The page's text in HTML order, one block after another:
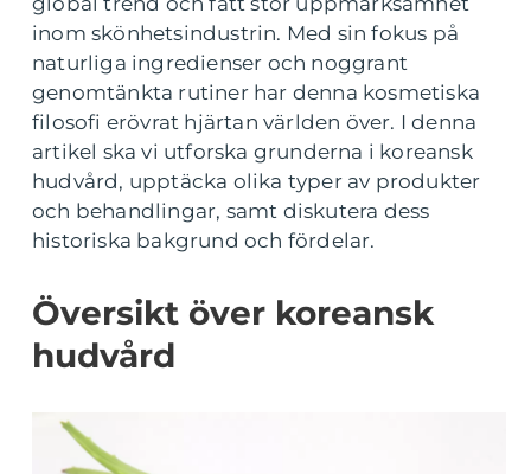
inom skönhetsindustrin. Med sin fokus på
naturliga ingredienser och noggrant
genomtänkta rutiner har denna kosmetiska
filosofi erövrat hjärtan världen över. I denna
artikel ska vi utforska grunderna i koreansk
hudvård, upptäcka olika typer av produkter
och behandlingar, samt diskutera dess
historiska bakgrund och fördelar.
Översikt över koreansk
hudvård